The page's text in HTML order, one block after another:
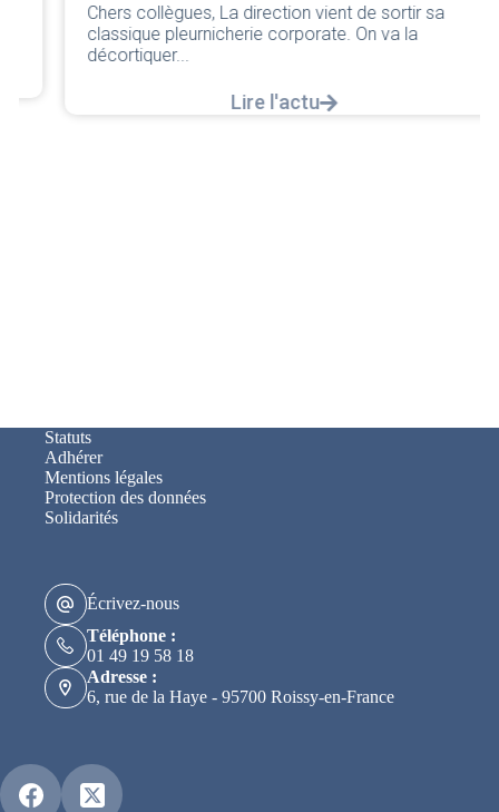
Chers collègues, La direction vient de sortir sa
classique pleurnicherie corporate. On va la
décortiquer...
Lire l'actu
Statuts
Adhérer
Mentions légales
Protection des données
Solidarités
Écrivez-nous
Téléphone :
01 49 19 58 18
Adresse :
6, rue de la Haye - 95700 Roissy-en-France